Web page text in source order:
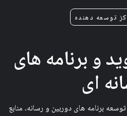
توسعه دهنده
و برنامه های
ای
برنامه های دوربین و رسانه. منابع